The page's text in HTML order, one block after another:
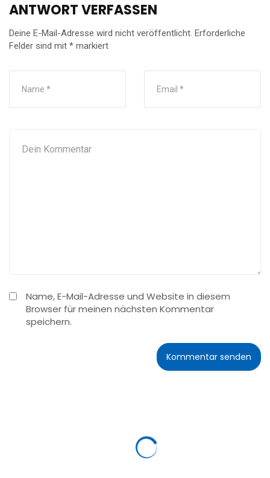
ANTWORT VERFASSEN
Deine E-Mail-Adresse wird nicht veröffentlicht. Erforderliche
Felder sind mit * markiert
Name, E-Mail-Adresse und Website in diesem
Browser für meinen nächsten Kommentar
speichern.